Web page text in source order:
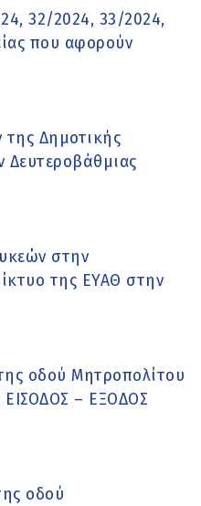
32/2024, 33/2024,
που αφορούν
Δημοτικής
Δευτεροβάθμιας
στην
της ΕΥΑΘ στην
οδού Μητροπολίτου
ΕΙΣΟΔΟΣ – ΕΞΟΔΟΣ
οδού